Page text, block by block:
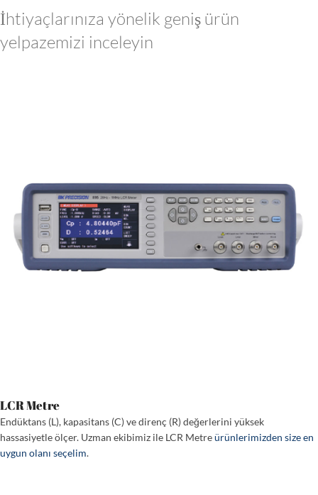
İhtiyaçlarınıza yönelik geniş ürün
yelpazemizi inceleyin
LCR Metre
Endüktans (L), kapasitans (C) ve direnç (R) değerlerini yüksek
hassasiyetle ölçer. Uzman ekibimiz ile LCR Metreürünlerimizden size en
uygun olanı seçelim.